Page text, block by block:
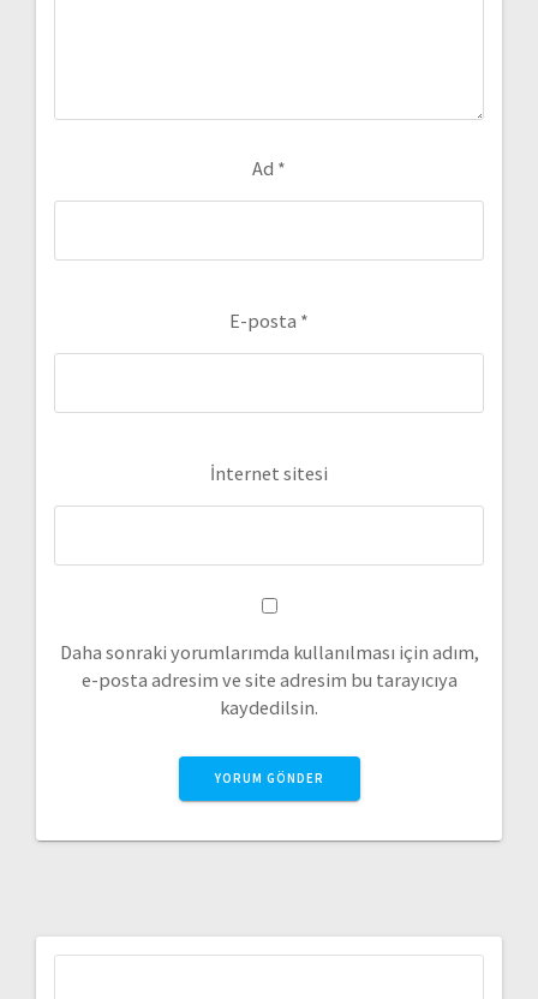
Ad *
E-posta *
İnternet sitesi
Daha sonraki yorumlarımda kullanılması için adım,
e-posta adresim ve site adresim bu tarayıcıya
kaydedilsin.